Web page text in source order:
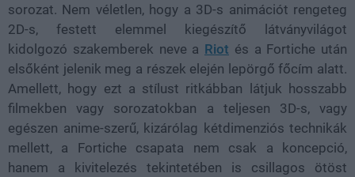
sorozat. Nem véletlen, hogy a 3D-s animációt rengeteg
2D-s, festett elemmel kiegészítő látványvilágot
kidolgozó szakemberek neve a Riot és a Fortiche után
elsőként jelenik meg a részek elején lepörgő főcím alatt.
Amellett, hogy ezt a stílust ritkábban látjuk hosszabb
filmekben vagy sorozatokban a teljesen 3D-s, vagy
egészen anime-szerű, kizárólag kétdimenziós technikák
mellett, a Fortiche csapata nem csak a koncepció,
hanem a kivitelezés tekintetében is csillagos ötöst